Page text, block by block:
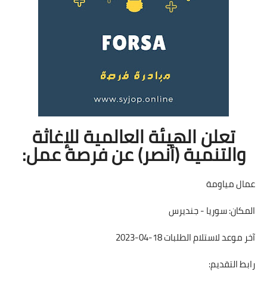
تعلن الهيئة العالمية للإغاثة
والتنمية (أنصر) عن فرصة عمل:
عمال مياومة
المكان: سوريا - جنديرس
آخر موعد لاستلام الطلبات 18-04-2023
رابط التقديم: